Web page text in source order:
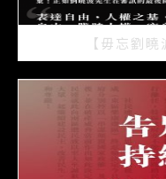
【毋忘劉